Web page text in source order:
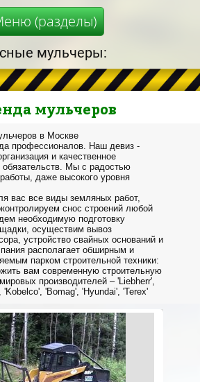
(разделы)
мульчеры:
мульчеров
в Москве
профессионалов. Наш девиз -
и качественное
Мы с радостью
даже высокого уровня
вас все виды земляных работ,
снос строений любой
необходимую подготовку
осуществим вывоз
устройство свайных оснований и
располагает обширным и
парком строительной техники:
вам современную строительную
производителей – 'Liebherr',
'Bomag', 'Hyundai', 'Terex'